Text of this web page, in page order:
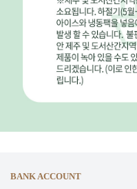
BANK ACCOUNT